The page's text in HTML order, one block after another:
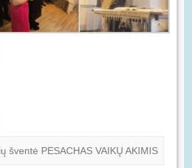
šventė PESACHAS VAIKŲ AKIMIS